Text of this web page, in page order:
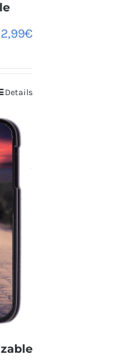
€
Details